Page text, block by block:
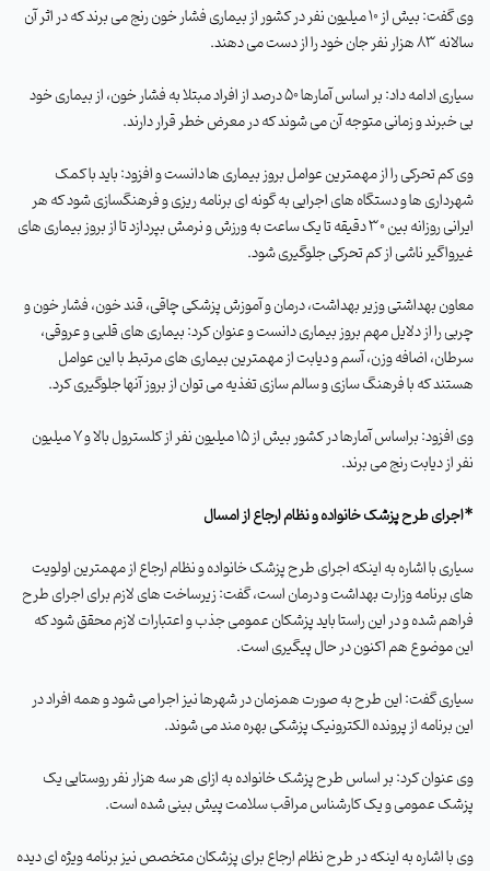
وی گفت: بیش از 10 میلیون نفر در کشور از بیماری فشار خون رنج می برند که در اثر آن
سالانه 83 هزار نفر جان خود را از دست می دهند
.
سیاری ادامه داد: بر اساس آمارها 50 درصد از افراد مبتلا به فشار خون، از بیماری خود
بی خبرند و زمانی متوجه آن می شوند که در معرض خطر قرار دارند.
وی کم تحرکی را از مهمترین عوامل بروز بیماری ها دانست و افزود: باید با کمک
شهرداری ها و دستگاه های اجرایی به گونه ای برنامه ریزی و فرهنگسازی شود که هر
ایرانی روزانه بین 30 دقیقه تا یک ساعت به ورزش و نرمش بپردازد تا از بروز بیماری های
غیرواگیر ناشی از کم تحرکی جلوگیری شود.
معاون بهداشتی وزیر بهداشت، درمان و آموزش پزشکی چاقی، قند خون، فشار خون و
چربی را از دلایل مهم بروز بیماری دانست و عنوان کرد: بیماری های قلبی و عروقی،
سرطان، اضافه وزن، آسم و دیابت از مهمترین بیماری های مرتبط با این عوامل
هستند که با فرهنگ سازی و سالم سازی تغذیه می توان از بروز آنها جلوگیری کرد.
وی افزود: براساس آمارها در کشور بیش از 15 میلیون نفر از کلسترول بالا و 7 میلیون
نفر از دیابت رنج می برند.
*اجرای طرح پزشک خانواده و نظام ارجاع از امسال
سیاری با اشاره به اینکه اجرای طرح پزشک خانواده و نظام ارجاع از مهمترین اولویت
های برنامه وزارت بهداشت و درمان است، گفت: زیرساخت های لازم برای اجرای طرح
فراهم شده و در این راستا باید پزشکان عمومی جذب و اعتبارات لازم محقق شود که
این موضوع هم اکنون در حال پیگیری است.
سیاری گفت: این طرح به صورت همزمان در شهرها نیز اجرا می شود و همه افراد در
این برنامه از پرونده الکترونیک پزشکی بهره مند می شوند.
وی عنوان کرد: بر اساس طرح پزشک خانواده به ازای هر سه هزار نفر روستایی یک
پزشک عمومی و یک کارشناس مراقب سلامت پیش بینی شده است.
وی با اشاره به اینکه در طرح نظام ارجاع برای پزشکان متخصص نیز برنامه ویژه ای دیده